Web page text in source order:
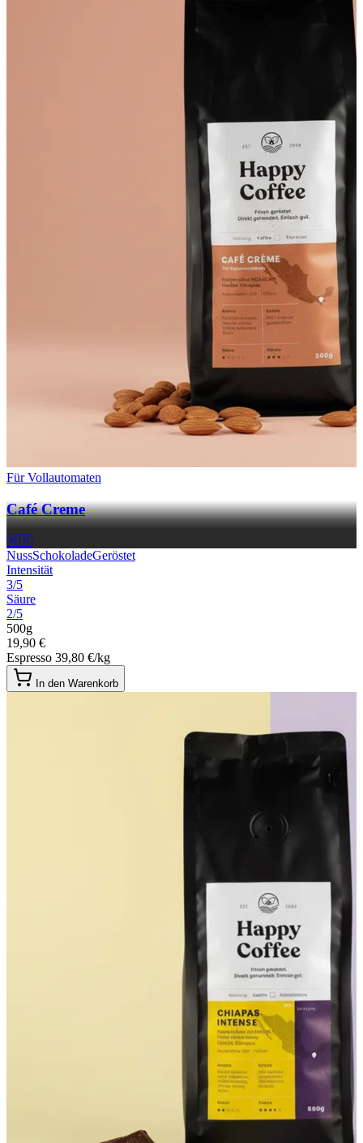
Für Vollautomaten
Café Creme
🇲🇽
NussSchokoladeGeröstet
Intensität
3/5
Säure
2/5
500g
19,90 €
Espresso 39,80 €/kg
In den Warenkorb